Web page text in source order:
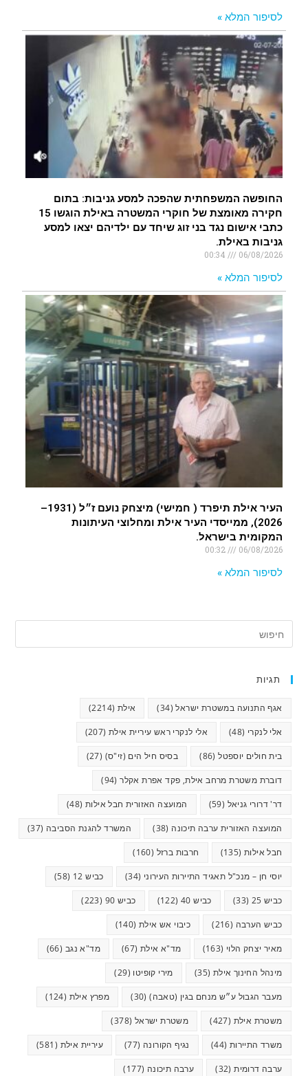
לסיפור המלא »
החופשה המשפחתית שהפכה למסע גניבות: בתום
חקירה מאומצת של חוקרי המשטרה באילת הוגשו 15
כתבי אישום נגד בני זוג שיחד עם ילדיהם יצאו למסע
גניבות באילת.
06/08/2026
לסיפור המלא »
העיר אילת תיפרד ( חמישי) מיצחק נועם ז״ל (1931–
2026), ממייסדי העיר אילת ומחלוצי העיתונות
המקומית בישראל.
06/08/2026
00:32
לסיפור המלא »
תגיות
אגף התנועה במשטרת ישראל(34) אילת (2214)
אלי לנקרי (48) אלי לנקרי ראש עיריית אילת (207)
בית חולים יוספטל(86) בסיס חיל הים (זי"ס) (27)
דוברת משטרת מרחב אילת, פקד אפרת אקלר(94)
דר' דרורי גניאל (59) המועצה האזורית חבל אילות (48)
המועצה האזורית ערבה תיכונה (38) המשרד להגנת הסביבה (37)
חבל אילות (135) חרבות ברזל (160)
יוסי חן – מנכ"ל תאגיד התיירות העירוני (34) כביש 12 (58)
כביש 25 (33) כביש 40 (122) כביש 90 (223)
כביש הערבה (216) כיבוי אש אילת (140)
מאיר יצחק הלוי (163) מד"א אילת (67) מד"א נגב (66)
מינהל החינוך אילת (35) מירי קופיטו (29)
מעבר הגבול ע״ש מנחם בגין (טאבה)(30) מפרץ אילת (124)
משטרת אילת (427) משטרת ישראל (378)
משרד התיירות (44) נגיף הקורונה (77) עיריית אילת (581)
ערבה דרומית(32) ערבה תיכונה (177)